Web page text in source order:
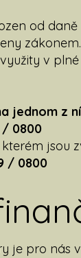
od
v
jednom z
/ 0800
jsou
/ 0800
je pro nás